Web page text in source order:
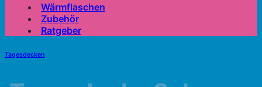
Wärmflaschen
Zubehör
Ratgeber
Tagesdecken